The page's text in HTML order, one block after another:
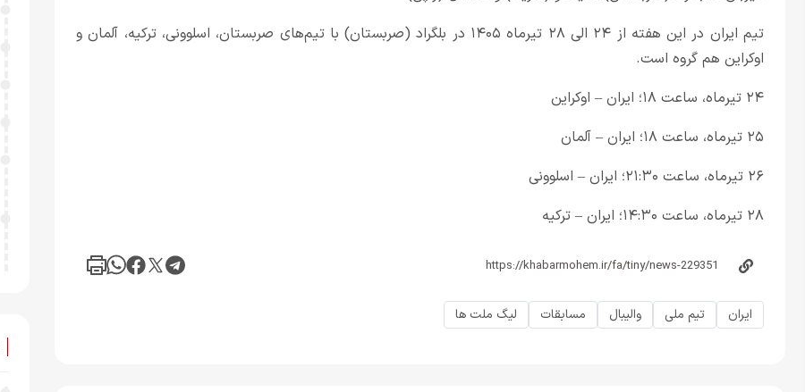
تیم ایران در این هفته از ۲۴ الی ۲۸ تیرماه ۱۴۰۵ در بلگراد (صربستان) با تیم‌های صربستان، اسلوونی، ترکیه، آلمان و
اوکراین هم گروه است.
۲۴ تیرماه، ساعت ۱۸؛ ایران – اوکراین
۲۵ تیرماه، ساعت ۱۸؛ ایران – آلمان
۲۶ تیرماه، ساعت ۲۱:۳۰؛ ایران – اسلوونی
۲۸ تیرماه، ساعت ۱۴:۳۰؛ ایران – ترکیه
ایران تیم ملی والیبال مسابقات لیگ ملت ها